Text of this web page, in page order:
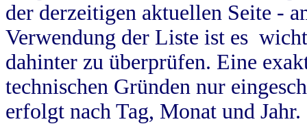
der derzeitigen aktuellen Seite -
Verwendung der Liste ist es
dahinter zu überprüfen. Eine
technischen Gründen nur
erfolgt nach Tag, Monat und Jahr.